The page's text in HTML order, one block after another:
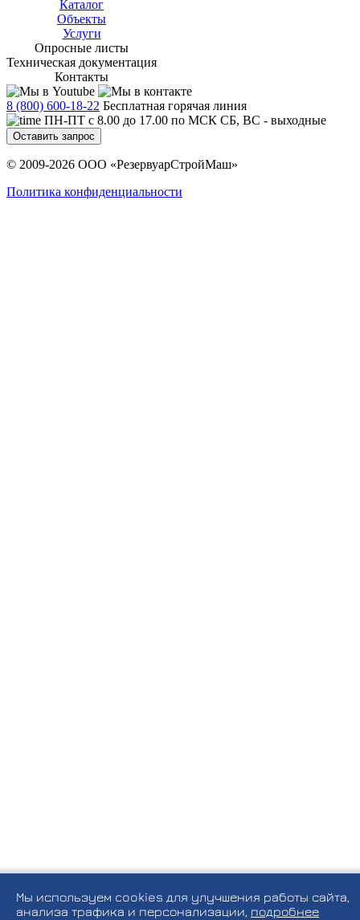
Каталог
Объекты
Услуги
Опросные листы
Техническая документация
Контакты
8 (800) 600-18-22 Бесплатная горячая линия
ПН-ПТ с 8.00 до 17.00 по МСК СБ, ВС - выходные
Оставить запрос
© 2009-2026 ООО «РезервуарСтройМаш»
Политика конфиденциальности
Мы используем cookies для улучшения работы сайта,
анализа трафика и персонализации, подробнее